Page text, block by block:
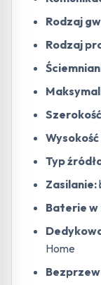
Rodzaj
Rodzaj
Typ
Zasilanie:
Baterie
Home